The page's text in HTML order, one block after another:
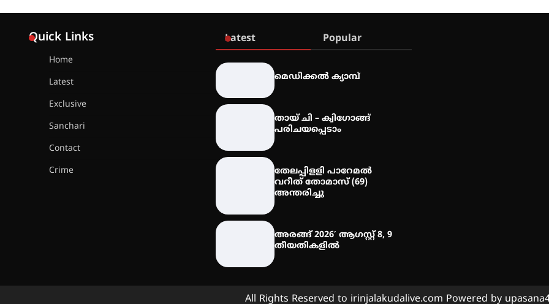
Quick Links
Home
Latest
Exclusive
Sanchari
Contact
Crime
Latest Popular
മെഡിക്കൽ ക്യാമ്പ്
തായ് ചി – ക്വിഗോങ്ങ്
പരിചയപ്പെടാം
തേലപ്പിളളി പാറേമൽ
വറീത് തോമാസ് (69)
അന്തരിച്ചു
അരങ്ങ് 2026′ ആഗസ്റ്റ് 8, 9
തീയതികളിൽ
All Rights Reserved to irinjalakudalive.com Powered by